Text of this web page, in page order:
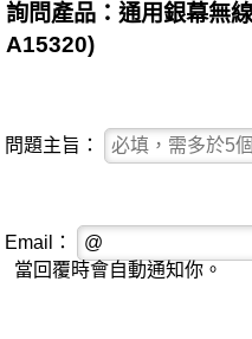
詢問產品：通用銀幕無
A15320)
問題主旨：
Email：
當回覆時會自動通知你。